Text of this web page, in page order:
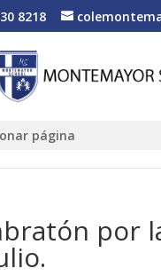
8218
página
por